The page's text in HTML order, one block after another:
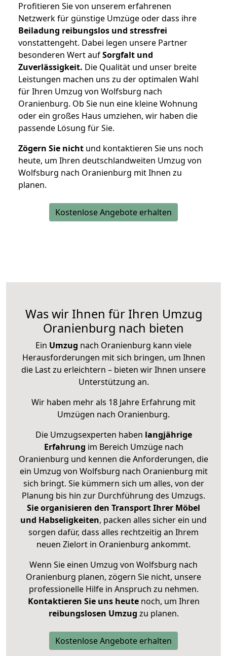
Profitieren Sie von unserem erfahrenen
Netzwerk für günstige Umzüge oder dass ihre
Beiladung reibungslos und stressfrei
vonstattengeht. Dabei legen unsere Partner
besonderen Wert aufSorgfalt und
Zuverlässigkeit. Die Qualität und unser breite
Leistungen machen uns zu der optimalen Wahl
für Ihren Umzug von Wolfsburg nach
Oranienburg. Ob Sie nun eine kleine Wohnung
oder ein großes Haus umziehen, wir haben die
passende Lösung für Sie.
Zögern Sie nicht und kontaktieren Sie uns noch
heute, um Ihren deutschlandweiten Umzug von
Wolfsburg nach Oranienburg mit Ihnen zu
planen.
Kostenlose Angebote erhalten
Was wir Ihnen für Ihren Umzug
Oranienburg nach bieten
Ein Umzug nach Oranienburg kann viele
Herausforderungen mit sich bringen, um Ihnen
die Last zu erleichtern – bieten wir Ihnen unsere
Unterstützung an.
Wir haben mehr als 18 Jahre Erfahrung mit
Umzügen nach Oranienburg.
Die Umzugsexperten haben langjährige
Erfahrung im Bereich Umzüge nach
Oranienburg und kennen die Anforderungen, die
ein Umzug von Wolfsburg nach Oranienburg mit
sich bringt. Sie kümmern sich um alles, von der
Planung bis hin zur Durchführung des Umzugs.
Sie organisieren den Transport Ihrer Möbel
und Habseligkeiten, packen alles sicher ein und
sorgen dafür, dass alles rechtzeitig an Ihrem
neuen Zielort in Oranienburg ankommt.
Wenn Sie einen Umzug von Wolfsburg nach
Oranienburg planen, zögern Sie nicht, unsere
professionelle Hilfe in Anspruch zu nehmen.
Kontaktieren Sie uns heutenoch, um Ihren
reibungslosen Umzug zu planen.
Kostenlose Angebote erhalten